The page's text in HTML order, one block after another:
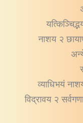
नाशय २
व्याधिभयं
विद्रावय २